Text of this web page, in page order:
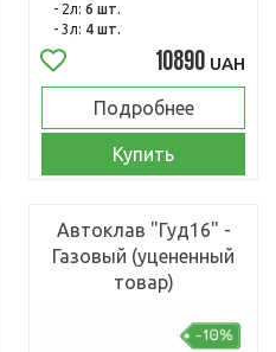
- 2л: 6 шт.
- 3л: 4 шт.
10890 UAH
Подробнее
Купить
Автоклав "Гуд16" -
Газовый (уцененный
товар)